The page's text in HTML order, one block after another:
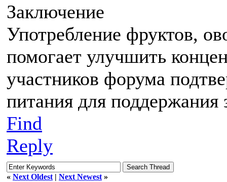
Заключение
Употребление фруктов,
помогает улучшить
участников форума
питания для поддержания
Find
Reply
« Next Oldest | Next Newest »